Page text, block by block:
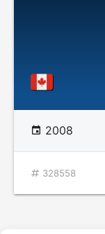
2008
328558